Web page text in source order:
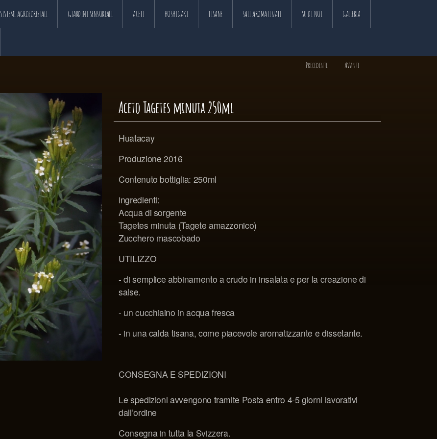
SISTEMI AGROFORESTALI GIARDINI SENSORIALI ACETI HOSHIGAKI TISANE SALI AROMATIZZATI SU DI NOI GALLERIA
Precedente Avanti
Aceto Tagetes minuta 250ml
Huatacay
Produzione 2016
Contenuto bottiglia: 250ml
ingredienti:
Acqua di sorgente
Tagetes minuta (Tagete amazzonico)
Zucchero mascobado
UTILIZZO
- di semplice abbinamento a crudo in insalata e per la creazione di
salse.
- un cucchiaino in acqua fresca
- in una calda tisana, come piacevole aromatizzante e dissetante.
CONSEGNA E SPEDIZIONI
Le spedizioni avvengono tramite Posta entro 4-5 giorni lavorativi
dall’ordine
Consegna in tutta la Svizzera.